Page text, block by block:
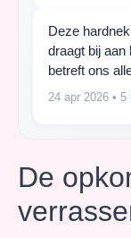
Deze
draagt bij aan
betreft ons
24 apr 2026 • 5
De